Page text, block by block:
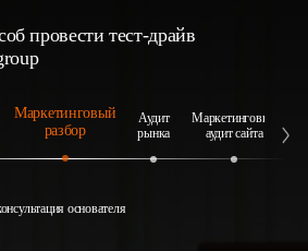
провести тест-драйв
Маркетинговый
разбор
Аудит
рынка
Маркетинговый
аудит сайта
основателя